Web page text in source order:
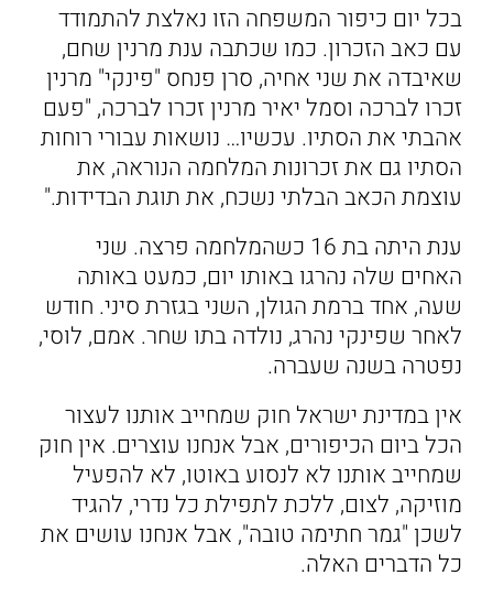
בכל יום כיפור המשפחה הזו נאלצת להתמודד
עם כאב הזכרון. כמו שכתבה ענת מרנין שחם,
שאיבדה את שני אחיה, סרן פנחס "פינקי" מרנין
זכרו לברכה וסמל יאיר מרנין זכרו לברכה, "פעם
אהבתי את הסתיו. עכשיו… נושאות עבורי רוחות
הסתיו גם את זכרונות המלחמה הנוראה, את
עוצמת הכאב הבלתי נשכח, את תוגת הבדידות."
ענת היתה בת 16 כשהמלחמה פרצה. שני
האחים שלה נהרגו באותו יום, כמעט באותה
שעה, אחד ברמת הגולן, השני בגזרת סיני. חודש
לאחר שפינקי נהרג, נולדה בתו שחר. אמם, לוסי,
נפטרה בשנה שעברה.
אין במדינת ישראל חוק שמחייב אותנו לעצור
הכל ביום הכיפורים, אבל אנחנו עוצרים. אין חוק
שמחייב אותנו לא לנסוע באוטו, לא להפעיל
מוזיקה, לצום, ללכת לתפילת כל נדרי, להגיד
לשכן "גמר חתימה טובה", אבל אנחנו עושים את
כל הדברים האלה.